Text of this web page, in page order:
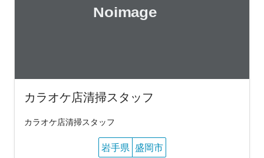
カラオケ店清掃スタッフ
カラオケ店清掃スタッフ
岩手県 盛岡市